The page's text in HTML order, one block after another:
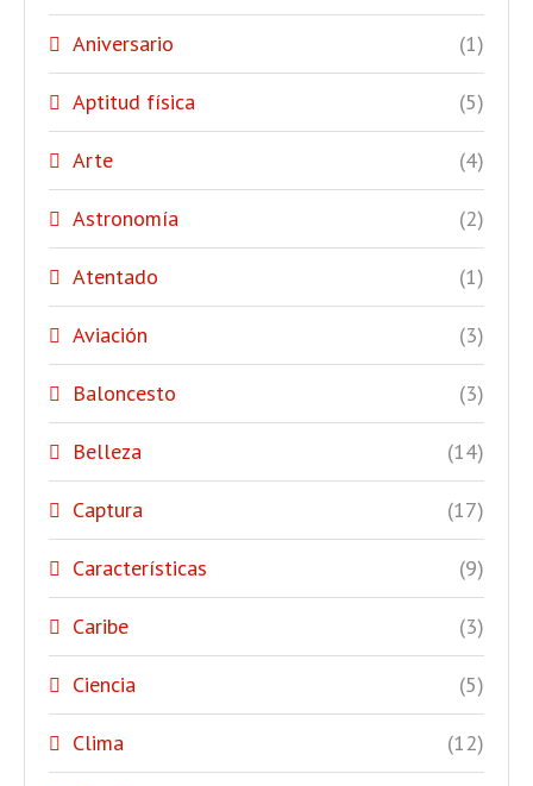
Aniversario (1)
Aptitud física (5)
Arte (4)
Astronomía (2)
Atentado (1)
Aviación (3)
Baloncesto (3)
Belleza (14)
Captura (17)
Características (9)
Caribe (3)
Ciencia (5)
Clima (12)